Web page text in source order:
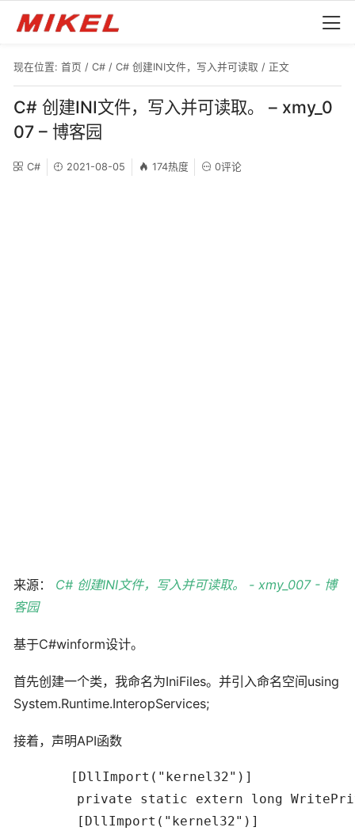
现在位置: 首页 / C# / C# 创建INI文件，写入并可读取 / 正文
C# 创建INI文件，写入并可读取。 – xmy_0
07 – 博客园
C# 2021-08-05 174热度 0评论
来源： C# 创建INI文件，写入并可读取。 - xmy_007 - 博
客园
基于C#winform设计。
首先创建一个类，我命名为IniFiles。并引入命名空间using
System.Runtime.InteropServices;
接着，声明API函数
  　　  [DllImport("kernel32")]
private static extern long
        [DllImport("kernel32")]